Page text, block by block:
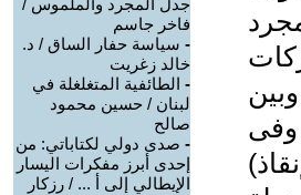
وفى
جدل المجرد والملموس /
فاخر جاسم
- سياسة حفار الساق / د.
خالد زغريت
- الطائفية المتغلغلة في
لبنان / حسين محمود
صالح
- صدى دولي لكتاباتي: من
إحدى أبرز مفكرات اليسار
الإيطالي إلى أ ... / رزكار